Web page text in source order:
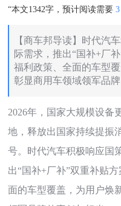
“本文1342字，预计阅读需要
【商车邦导读】时代汽
际需求，推出“国补+厂
福利政策、全面的车型
彰显商用车领域领军品牌
2026年，国家大规模设备
地，释放出国家持续提振
号。时代汽车积极响应国
出“国补+厂补”双重补贴
面的车型覆盖，为用户焕